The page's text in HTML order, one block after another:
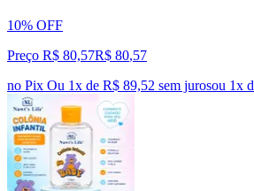
10% OFF
Preço R$ 80,57R$ 80,57
no Pix Ou 1x de R$ 89,52 sem jurosou 1x